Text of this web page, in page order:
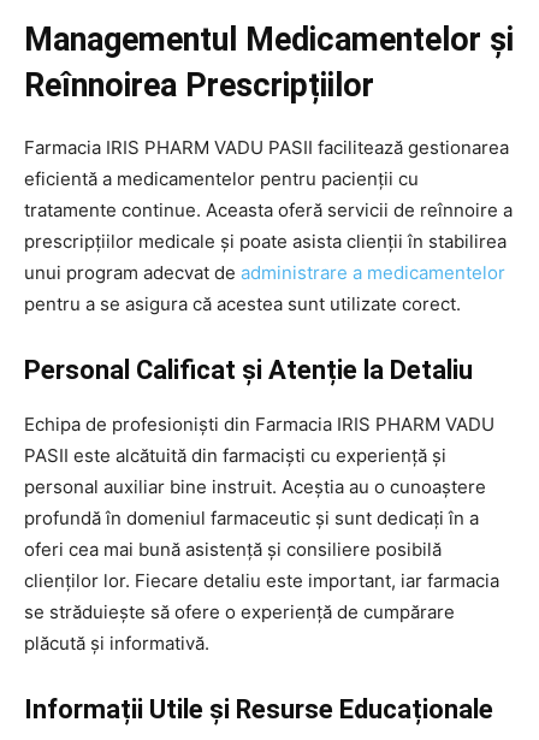
Managementul Medicamentelor și
Reînnoirea Prescripțiilor
Farmacia IRIS PHARM VADU PASII facilitează gestionarea
eficientă a medicamentelor pentru pacienții cu
tratamente continue. Aceasta oferă servicii de reînnoire a
prescripțiilor medicale și poate asista clienții în stabilirea
unui program adecvat de administrare a medicamentelor
pentru a se asigura că acestea sunt utilizate corect.
Personal Calificat și Atenție la Detaliu
Echipa de profesioniști din Farmacia IRIS PHARM VADU
PASII este alcătuită din farmaciști cu experiență și
personal auxiliar bine instruit. Aceștia au o cunoaștere
profundă în domeniul farmaceutic și sunt dedicați în a
oferi cea mai bună asistență și consiliere posibilă
clienților lor. Fiecare detaliu este important, iar farmacia
se străduiește să ofere o experiență de cumpărare
plăcută și informativă.
Informații Utile și Resurse Educaționale